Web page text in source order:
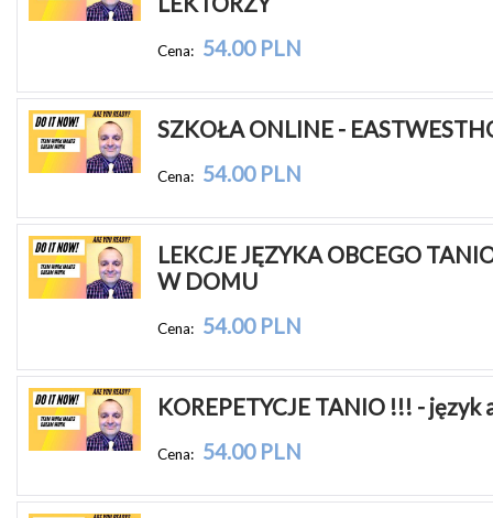
Cena: 54.00 PLN
SZKOŁA ONLINE -
Cena: 54.00 PLN
LEKCJE JĘZYKA OBCEGO
W DOMU
Cena: 54.00 PLN
KOREPETYCJE TANIO !!! - język
Cena: 54.00 PLN